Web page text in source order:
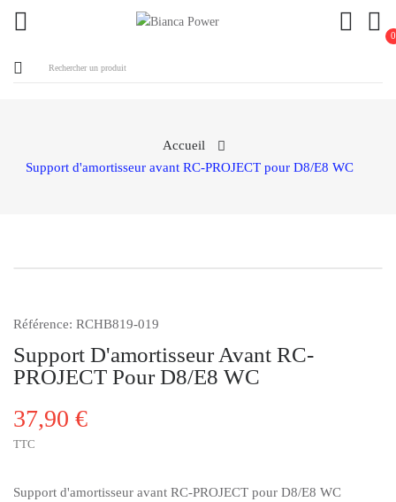
0
Accueil
Support d'amortisseur avant RC-PROJECT pour D8/E8 WC
Référence: RCHB819-019
Support D'amortisseur Avant RC-
PROJECT Pour D8/E8 WC
37,90 €
TTC
Support d'amortisseur avant RC-PROJECT pour D8/E8 WC